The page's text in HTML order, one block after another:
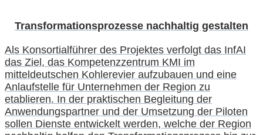
Transformationsprozesse nachhaltig gestalten
Als Konsortialführer des Projektes verfolgt das InfAI
das Ziel, das Kompetenzzentrum KMI im
mitteldeutschen Kohlerevier aufzubauen und eine
Anlaufstelle für Unternehmen der Region zu
etablieren. In der praktischen Begleitung der
Anwendungspartner und der Umsetzung der Piloten
sollen Dienste entwickelt werden, welche der Region